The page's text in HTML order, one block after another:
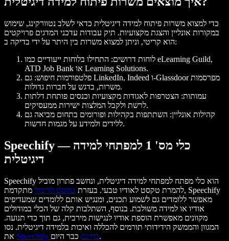
כדי למצוא משרות פיתוח למידה דיגיטלית כדאי לשלב נטוורקינג, שימוש
במקורות אונליין והצגת מקצועיות. תיק עבודות עדכני המדגים פרויקטים
הוא קריטי, וניתן למצוא משרות בין היתר על ידי בדיקה ב:
לוחות דרושים: התחילו בלוחות ייעודיים כמו eLearning Guild,
ATD Job Bank או Learning Solutions.
פלטפורמות חיפוש: גם LinkedIn, Indeed ו-Glassdoor מפרסמות
משרות, בדגש על חברות גדולות.
עמותות: הצטרפות לאגודות מקצועיות וכנסים פותחת דלתות
לרשת ולקבל המלצות ישירות ממעסיקים.
קהילות אונליין: השתתפות בקהילות ופורומים בתחום מביאה גם
ללידים ולמידע על מגמות חדשות.
Speechify — כלי מס' 1 למפתחי למידה
דיגיטלית
Speechify הוא כלי מפתח למפתחי למידה דיגיטלית, ונחשב פתרון מוביל
להמרת טקסט לאודיו טבעי. בעזרת טקסט לדיבור מתקדמת, Speechify
מאפשר ללומדים גם לשמוע תכנים, ומנגיש אותם ללומדים שמעדיפים
אודיו או למידה משולבת. בנוסף, השתלבות קלה של הכלי במודולים
מקוונים מאפשרת הוספת אודיו לנגישות מירבית, גם תוך כדי תנועה.
המגוון והממשק הידידותי תורמים להכללה ואיכות בלמידה דיגיטלית. נסו
Speechify בחינםכבר היום.